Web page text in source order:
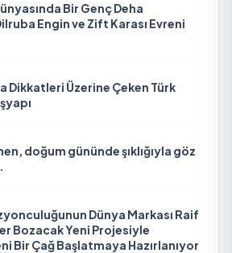
Bir Genç Deha
Engin ve Zift Karası Evreni
Dikkatleri Üzerine Çeken Türk
doğum gününde şıklığıyla göz
Dünya Markası Raif
Bozacak Yeni Projesiyle
Bir Çağ Başlatmaya Hazırlanıyor